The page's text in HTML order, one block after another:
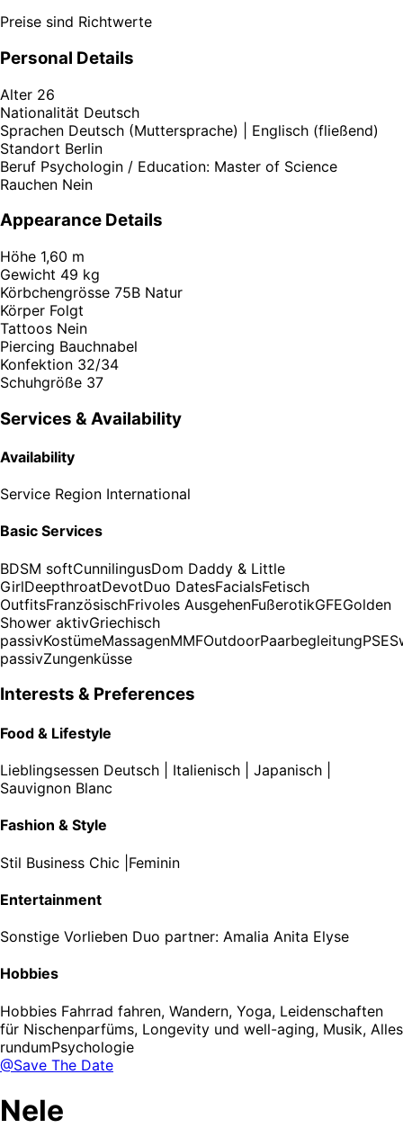
Preise sind Richtwerte
Personal Details
Alter 26
Nationalität Deutsch
Sprachen Deutsch (Muttersprache) | Englisch (fließend)
Standort Berlin
Beruf Psychologin / Education: Master of Science
Rauchen Nein
Appearance Details
Höhe 1,60 m
Gewicht 49 kg
Körbchengrösse 75B Natur
Körper Folgt
Tattoos Nein
Piercing Bauchnabel
Konfektion 32/34
Schuhgröße 37
Services & Availability
Availability
Service Region International
Basic Services
BDSM softCunnilingusDom Daddy & Little
GirlDeepthroatDevotDuo DatesFacialsFetisch
OutfitsFranzösischFrivoles AusgehenFußerotikGFEGolden
Shower aktivGriechisch
passivKostümeMassagenMMFOutdoorPaarbegleitungPSE
passivZungenküsse
Interests & Preferences
Food & Lifestyle
Lieblingsessen Deutsch | Italienisch | Japanisch |
Sauvignon Blanc
Fashion & Style
Stil Business Chic |Feminin
Entertainment
Sonstige Vorlieben Duo partner: Amalia Anita Elyse
Hobbies
Hobbies Fahrrad fahren, Wandern, Yoga, Leidenschaften
für Nischenparfüms, Longevity und well-aging, Musik, Alles
rundumPsychologie
@Save The Date
Nele